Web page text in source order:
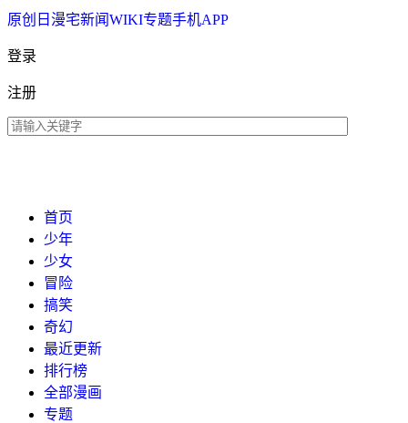
原创 日漫宅新闻WIKI专题手机APP
登录
注册
首页
少年
少女
冒险
搞笑
奇幻
最近更新
排行榜
全部漫画
专题